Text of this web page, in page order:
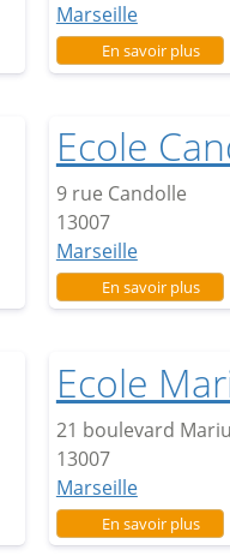
Marseille
En savoir plussur
Ecole
9 rue Candolle
13007
Marseille
En savoir plussur
Ecole
21 boulevard
13007
Marseille
En savoir plussur